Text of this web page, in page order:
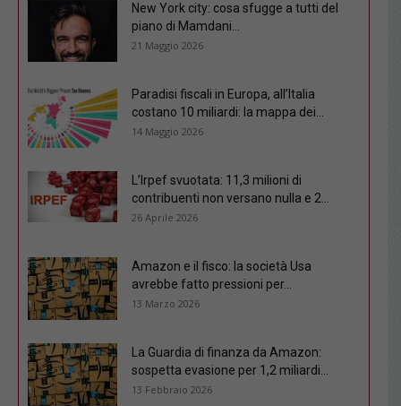
New York city: cosa sfugge a tutti del
piano di Mamdani...
21 Maggio 2026
Paradisi fiscali in Europa, all’Italia
costano 10 miliardi: la mappa dei...
14 Maggio 2026
L’Irpef svuotata: 11,3 milioni di
contribuenti non versano nulla e 2...
26 Aprile 2026
Amazon e il fisco: la società Usa
avrebbe fatto pressioni per...
13 Marzo 2026
La Guardia di finanza da Amazon:
sospetta evasione per 1,2 miliardi...
13 Febbraio 2026